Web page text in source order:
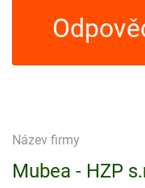
Název firmy
Mubea - HZP